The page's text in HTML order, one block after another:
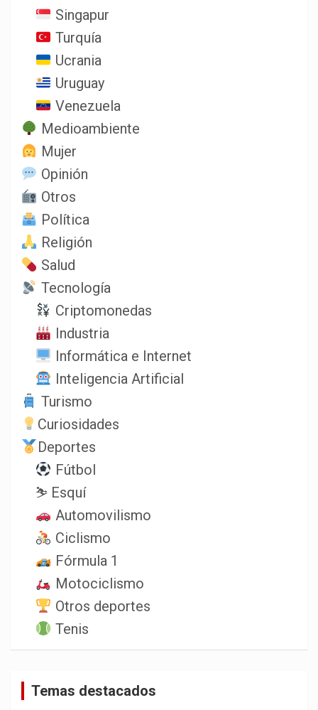
Singapur
Turquía
Ucrania
Uruguay
Venezuela
Medioambiente
Mujer
Opinión
Otros
Política
Religión
Salud
Tecnología
Criptomonedas
Industria
Informática e Internet
Inteligencia Artificial
Turismo
Curiosidades
Deportes
Fútbol
⛷️ Esquí
Automovilismo
Ciclismo
Fórmula 1
Motociclismo
Otros deportes
Tenis
Temas destacados